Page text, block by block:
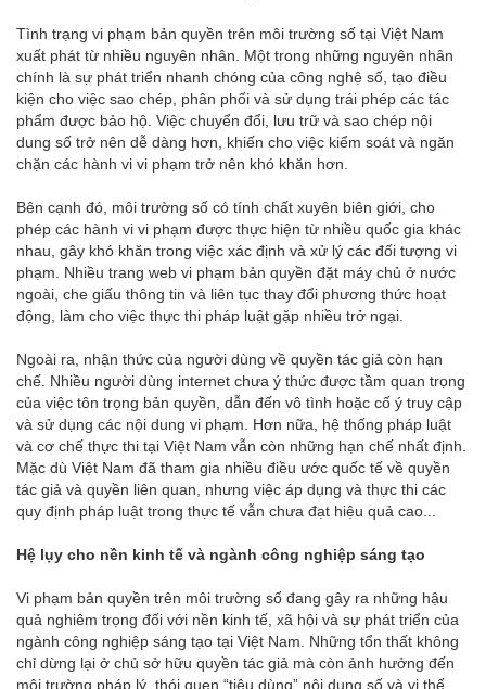
Tình trạng vi phạm bản quyền trên môi trường số tại Việt Nam
xuất phát từ nhiều nguyên nhân. Một trong những nguyên nhân
chính là sự phát triển nhanh chóng của công nghệ số, tạo điều
kiện cho việc sao chép, phân phối và sử dụng trái phép các tác
phẩm được bảo hộ. Việc chuyển đổi, lưu trữ và sao chép nội
dung số trở nên dễ dàng hơn, khiến cho việc kiểm soát và ngăn
chặn các hành vi vi phạm trở nên khó khăn hơn.
Bên cạnh đó, môi trường số có tính chất xuyên biên giới, cho
phép các hành vi vi phạm được thực hiện từ nhiều quốc gia khác
nhau, gây khó khăn trong việc xác định và xử lý các đối tượng vi
phạm. Nhiều trang web vi phạm bản quyền đặt máy chủ ở nước
ngoài, che giấu thông tin và liên tục thay đổi phương thức hoạt
động, làm cho việc thực thi pháp luật gặp nhiều trở ngại.
Ngoài ra, nhận thức của người dùng về quyền tác giả còn hạn
chế. Nhiều người dùng internet chưa ý thức được tầm quan trọng
của việc tôn trọng bản quyền, dẫn đến vô tình hoặc cố ý truy cập
và sử dụng các nội dung vi phạm. Hơn nữa, hệ thống pháp luật
và cơ chế thực thi tại Việt Nam vẫn còn những hạn chế nhất định.
Mặc dù Việt Nam đã tham gia nhiều điều ước quốc tế về quyền
tác giả và quyền liên quan, nhưng việc áp dụng và thực thi các
quy định pháp luật trong thực tế vẫn chưa đạt hiệu quả cao...
Hệ lụy cho nền kinh tế và ngành công nghiệp sáng tạo
Vi phạm bản quyền trên môi trường số đang gây ra những hậu
quả nghiêm trọng đối với nền kinh tế, xã hội và sự phát triển của
ngành công nghiệp sáng tạo tại Việt Nam. Những tổn thất không
chỉ dừng lại ở chủ sở hữu quyền tác giả mà còn ảnh hưởng đến
môi trường pháp lý, thói quen “tiêu dùng” nội dung số và vị thế